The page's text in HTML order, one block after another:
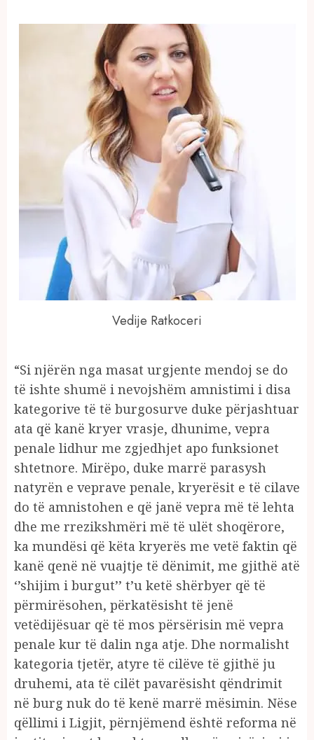
Vedije Ratkoceri
“Si njërën nga masat urgjente mendoj se do
të ishte shumë i nevojshëm amnistimi i disa
kategorive të të burgosurve duke përjashtuar
ata që kanë kryer vrasje, dhunime, vepra
penale lidhur me zgjedhjet apo funksionet
shtetnore. Mirëpo, duke marrë parasysh
natyrën e veprave penale, kryerësit e të cilave
do të amnistohen e që janë vepra më të lehta
dhe me rrezikshmëri më të ulët shoqërore,
ka mundësi që këta kryerës me vetë faktin që
kanë qenë në vuajtje të dënimit, me gjithë atë
‘’shijim i burgut’’ t’u ketë shërbyer që të
përmirësohen, përkatësisht të jenë
vetëdijësuar që të mos përsërisin më vepra
penale kur të dalin nga atje. Dhe normalisht
kategoria tjetër, atyre të cilëve të gjithë ju
druhemi, ata të cilët pavarësisht qëndrimit
në burg nuk do të kenë marrë mësimin. Nëse
qëllimi i Ligjit, përnjëmend është reforma në